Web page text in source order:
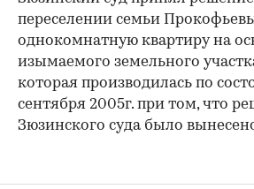
переселении семьи
однокомнатную квартиру на
изымаемого земельного
которая производилась по
сентября 2005г. при том, что
Зюзинского суда было